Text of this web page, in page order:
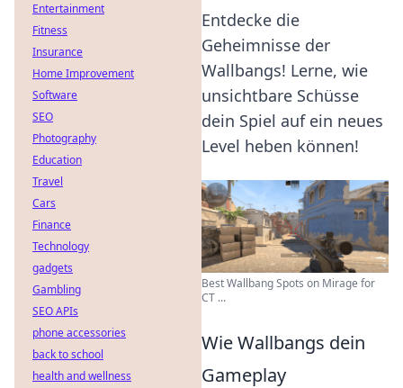
Entdecke die
Geheimnisse der
Wallbangs! Lerne, wie
unsichtbare Schüsse
dein Spiel auf ein neues
Level heben können!
Best Wallbang Spots on Mirage for
CT ...
Wie Wallbangs dein
Gameplay
Entertainment
Fitness
Insurance
Home Improvement
Software
SEO
Photography
Education
Travel
Cars
Finance
Technology
gadgets
Gambling
SEO APIs
phone accessories
back to school
health and wellness